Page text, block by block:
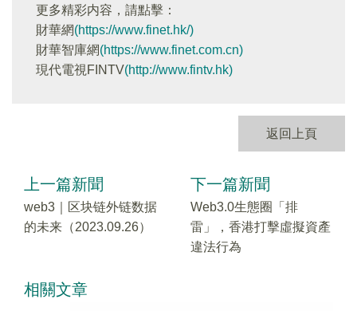
更多精彩内容，請點擊：
財華網(https://www.finet.hk/)
財華智庫網(https://www.finet.com.cn)
現代電視FINTV(http://www.fintv.hk)
返回上頁
上一篇新聞
web3｜区块链外链数据
的未来（2023.09.26）
下一篇新聞
Web3.0生態圈「排
雷」，香港打擊虛擬資產
違法行為
相關文章